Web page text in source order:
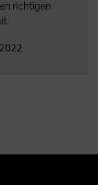
richtigen